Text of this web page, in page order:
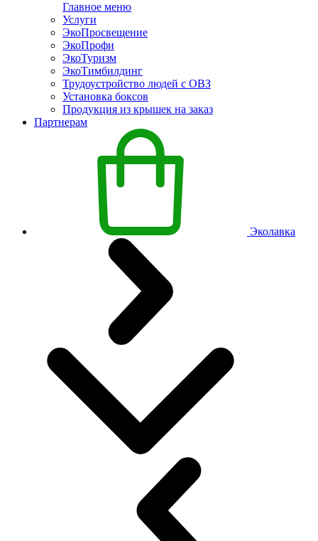
Главное меню
Услуги
ЭкоПросвещение
ЭкоПрофи
ЭкоТуризм
ЭкоТимбилдинг
Трудоустройство людей с ОВЗ
Установка боксов
Продукция из крышек на заказ
Партнерам
Эколавка